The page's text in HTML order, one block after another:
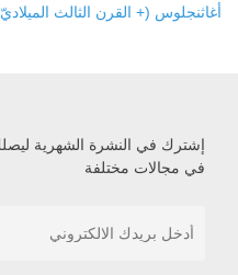
أغاثنجلوس (+ القرن الثالث
إشترك في النشرة الشهرية
في مجالات مختلفة